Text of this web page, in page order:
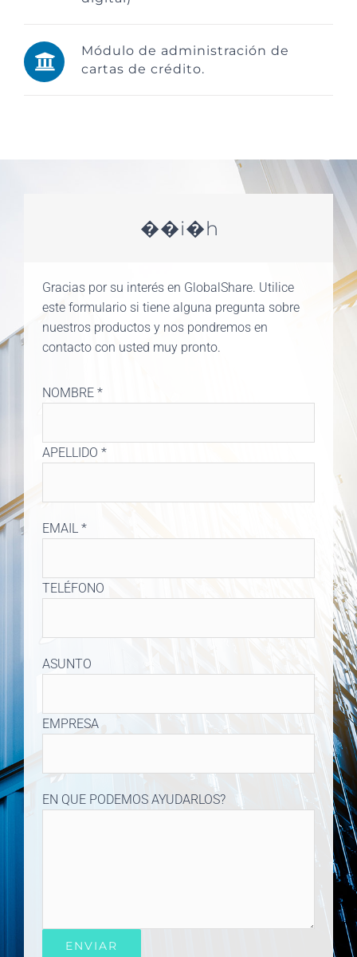
Módulo de administración de
cartas de crédito.
��i�h
Gracias por su interés en GlobalShare. Utilice
este formulario si tiene alguna pregunta sobre
nuestros productos y nos pondremos en
contacto con usted muy pronto.
NOMBRE *
APELLIDO *
EMAIL *
TELÉFONO
ASUNTO
EMPRESA
EN QUE PODEMOS AYUDARLOS?